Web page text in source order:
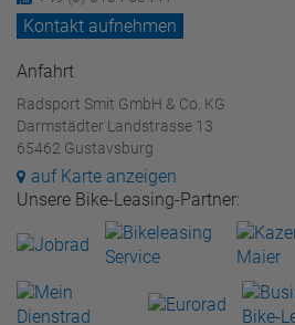
Kontakt aufnehmen
Anfahrt
Radsport Smit GmbH & Co. KG
Darmstädter Landstrasse 13
65462 Gustavsburg
auf Karte anzeigen
Unsere Bike-Leasing-Partner: